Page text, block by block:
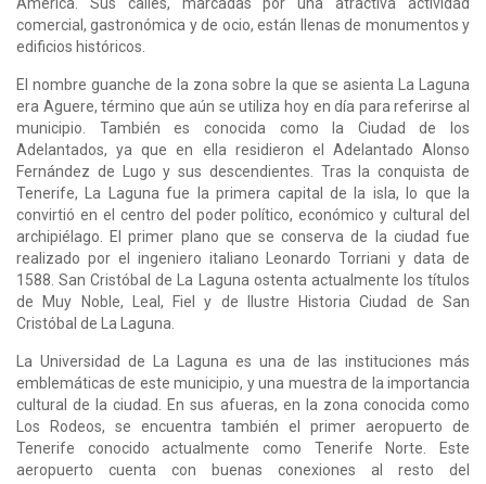
comercial, gastronómica y de ocio, están llenas de monumentos y
edificios históricos.
El nombre guanche de la zona sobre la que se asienta La Laguna
era Aguere, término que aún se utiliza hoy en día para referirse al
municipio. También es conocida como la Ciudad de los
Adelantados, ya que en ella residieron el Adelantado Alonso
Fernández de Lugo y sus descendientes. Tras la conquista de
Tenerife, La Laguna fue la primera capital de la isla, lo que la
convirtió en el centro del poder político, económico y cultural del
archipiélago. El primer plano que se conserva de la ciudad fue
realizado por el ingeniero italiano Leonardo Torriani y data de
1588. San Cristóbal de La Laguna ostenta actualmente los títulos
de Muy Noble, Leal, Fiel y de Ilustre Historia Ciudad de San
Cristóbal de La Laguna.
La Universidad de La Laguna es una de las instituciones más
emblemáticas de este municipio, y una muestra de la importancia
cultural de la ciudad. En sus afueras, en la zona conocida como
Los Rodeos, se encuentra también el primer aeropuerto de
Tenerife conocido actualmente como Tenerife Norte. Este
aeropuerto cuenta con buenas conexiones al resto del